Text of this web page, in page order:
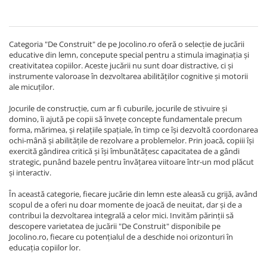
Categoria "De Construit" de pe Jocolino.ro oferă o selecție de jucării
educative din lemn, concepute special pentru a stimula imaginația și
creativitatea copiilor. Aceste jucării nu sunt doar distractive, ci și
instrumente valoroase în dezvoltarea abilităților cognitive și motorii
ale micuților.
Jocurile de construcție, cum ar fi cuburile, jocurile de stivuire și
domino, îi ajută pe copii să învețe concepte fundamentale precum
forma, mărimea, și relațiile spațiale, în timp ce își dezvoltă coordonarea
ochi-mână și abilitățile de rezolvare a problemelor. Prin joacă, copiii își
exercită gândirea critică și își îmbunătățesc capacitatea de a gândi
strategic, punând bazele pentru învățarea viitoare într-un mod plăcut
și interactiv.
În această categorie, fiecare jucărie din lemn este aleasă cu grijă, având
scopul de a oferi nu doar momente de joacă de neuitat, dar și de a
contribui la dezvoltarea integrală a celor mici. Invităm părinții să
descopere varietatea de jucării "De Construit" disponibile pe
Jocolino.ro, fiecare cu potențialul de a deschide noi orizonturi în
educația copiilor lor.